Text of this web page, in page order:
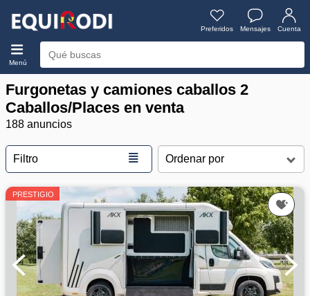
Preferidos Mensajes Cuenta
Menú
Furgonetas y camiones caballos 2
Caballos/Places en venta
188 anuncios
Filtro ≣
PRESTIGIO